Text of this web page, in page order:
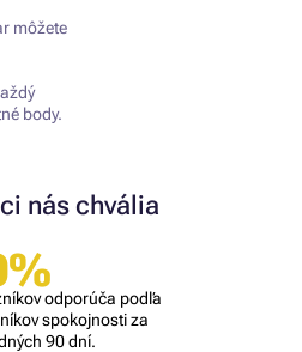
môžete
body.
nás chvália
odporúča podľa
spokojnosti za
90 dní.